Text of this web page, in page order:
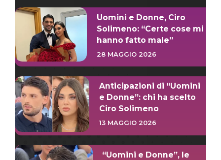
Uomini e Donne, Ciro
Solimeno: “Certe cose mi
hanno fatto male”
28 MAGGIO 2026
Anticipazioni di “Uomini
e Donne”: chi ha scelto
Ciro Solimeno
13 MAGGIO 2026
“Uomini e Donne”, le